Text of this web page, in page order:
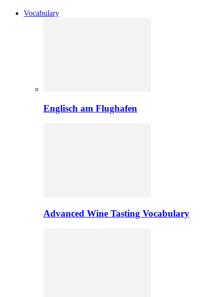
Vocabulary
Englisch am Flughafen
Advanced Wine Tasting Vocabulary